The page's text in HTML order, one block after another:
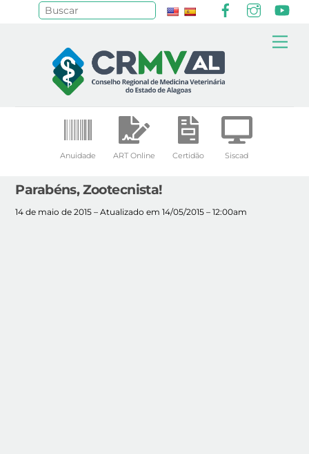
Anuidade ART Online Certidão Siscad
Parabéns, Zootecnista!
14 de maio de 2015 – Atualizado em 14/05/2015 – 12:00am